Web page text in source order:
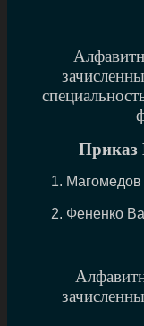
Приказ
Фененко